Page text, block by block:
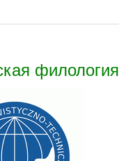
филология